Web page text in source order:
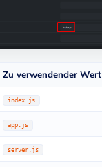
Zu verwendender Wert
index.js
app.js
server.js